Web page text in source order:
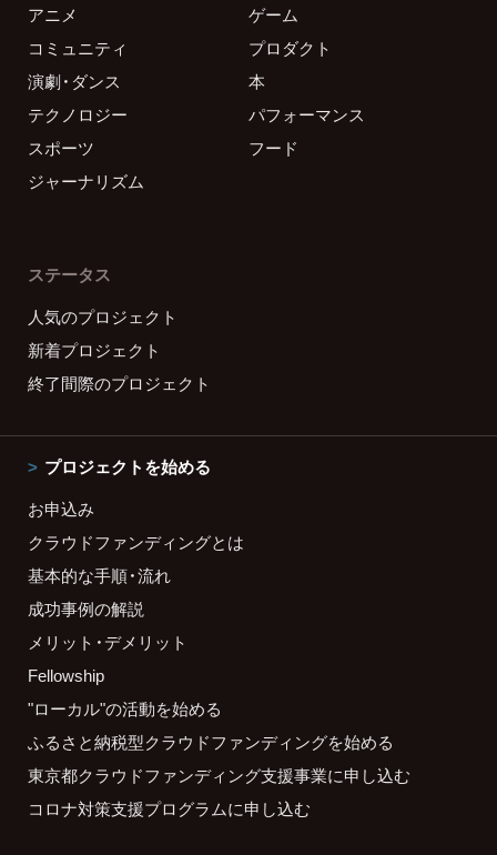
アニメ
ゲーム
コミュニティ
プロダクト
演劇・ダンス
本
テクノロジー
パフォーマンス
スポーツ
フード
ジャーナリズム
ステータス
人気のプロジェクト
新着プロジェクト
終了間際のプロジェクト
プロジェクトを始める
お申込み
クラウドファンディングとは
基本的な手順・流れ
成功事例の解説
メリット・デメリット
Fellowship
"ローカル"の活動を始める
ふるさと納税型クラウドファンディングを始める
東京都クラウドファンディング支援事業に申し込む
コロナ対策支援プログラムに申し込む